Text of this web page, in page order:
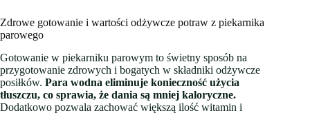
Zdrowe gotowanie i wartości odżywcze potraw z piekarnika
parowego
Gotowanie w piekarniku parowym to świetny sposób na
przygotowanie zdrowych i bogatych w składniki odżywcze
posiłków. Para wodna eliminuje konieczność użycia
tłuszczu, co sprawia, że dania są mniej kaloryczne.
Dodatkowo pozwala zachować większą ilość witamin i